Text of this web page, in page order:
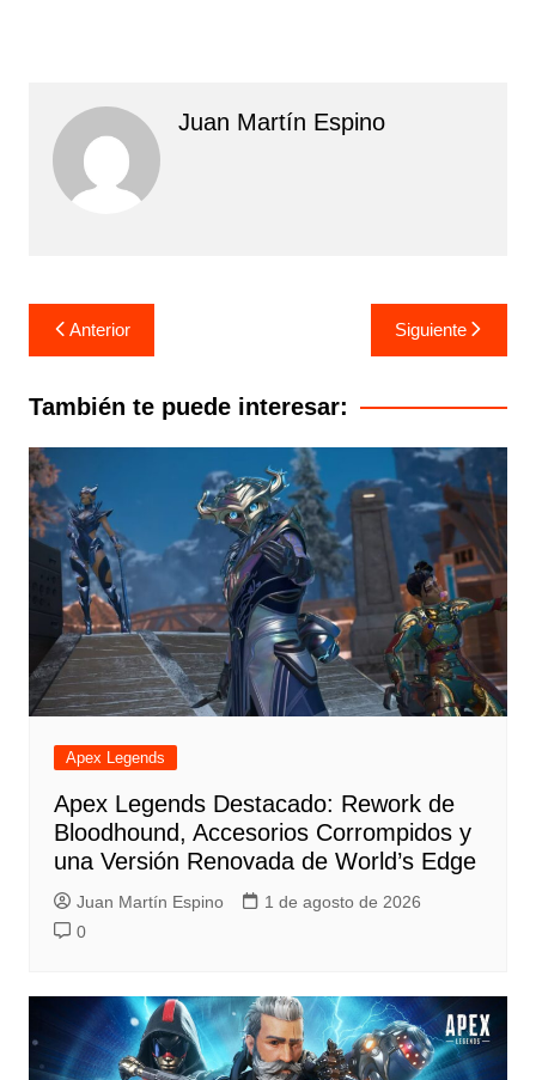
Juan Martín Espino
Navegación
de
entradas
Anterior Siguiente
También te puede interesar:
Apex Legends
Apex Legends Destacado: Rework de
Bloodhound, Accesorios Corrompidos y
una Versión Renovada de World’s Edge
Juan Martín Espino
1 de agosto de 2026
0